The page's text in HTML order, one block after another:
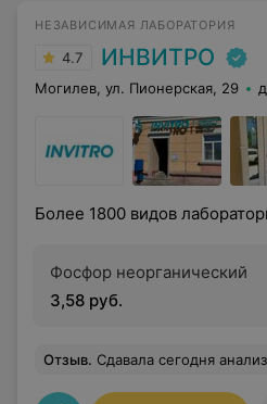
НЕЗАВИСИМАЯ ЛАБОРАТОРИЯ
4.7 ИНВИТРО
Могилев, ул. Пионерская, 29
Более 1800 видов
Фосфор неорганический
3,58 руб.
Отзыв. Сдавала сегодня анализ крови на хгч. Очень долгожданный для меня анализ! Приятные